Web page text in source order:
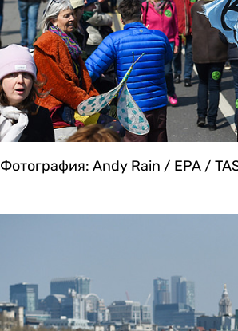
Фотография: Andy Rain / EPA /